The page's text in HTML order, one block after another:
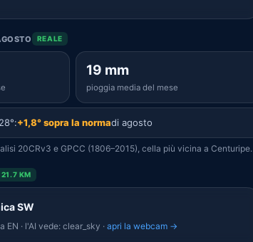
REALE
19 mm
pioggia media del mese
+1,8° sopra la normadi agosto
20CRv3 e GPCC (1806–2015), cella più vicina a Centuripe.
KM
SW
EN · l'AI vede: clear_sky · apri la webcam →